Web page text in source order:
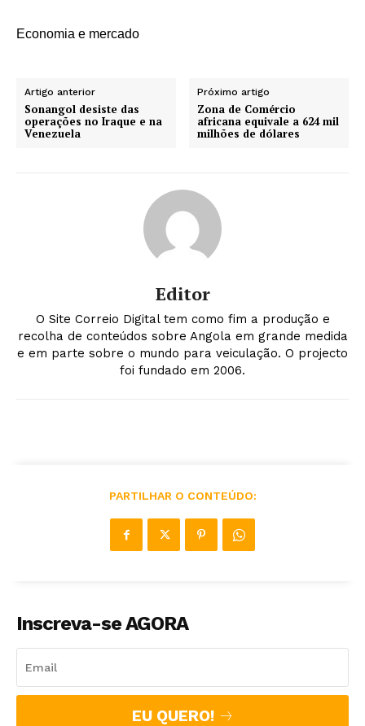
Economia e mercado
Artigo anterior
Sonangol desiste das
operações no Iraque e na
Venezuela
Próximo artigo
Zona de Comércio
africana equivale a 624 mil
milhões de dólares
Editor
O Site Correio Digital tem como fim a produção e
recolha de conteúdos sobre Angola em grande medida
e em parte sobre o mundo para veiculação. O projecto
foi fundado em 2006.
PARTILHAR O CONTEÚDO:
Inscreva-se AGORA
EU QUERO!